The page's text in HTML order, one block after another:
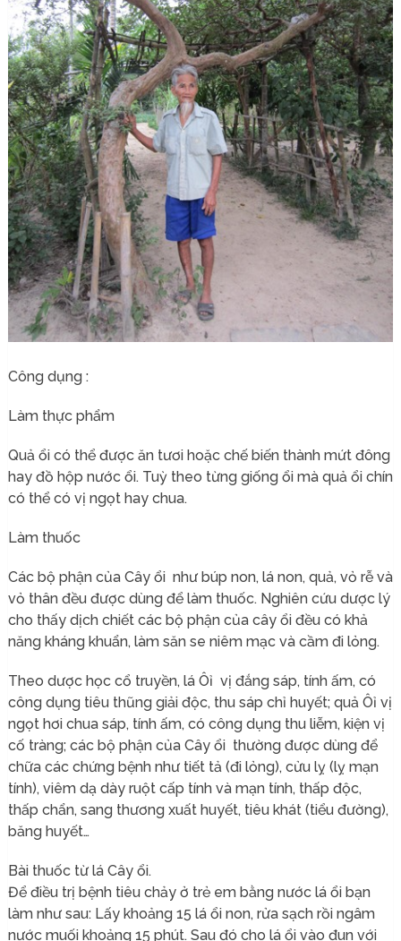
Công dụng :
Làm thực phẩm
Quả ổi có thể được ăn tươi hoặc chế biến thành mứt đông
hay đồ hộp nước ổi. Tuỳ theo từng giống ổi mà quả ổi chín
có thể có vị ngọt hay chua.
Làm thuốc
Các bộ phận của Cây ổi như búp non, lá non, quả, vỏ rễ và
vỏ thân đều được dùng để làm thuốc. Nghiên cứu dược lý
cho thấy dịch chiết các bộ phận của cây ổi đều có khả
năng kháng khuẩn, làm săn se niêm mạc và cầm đi lỏng.
Theo dược học cổ truyền, lá Ôỉ vị đắng sáp, tính ấm, có
công dụng tiêu thũng giải độc, thu sáp chỉ huyết; quả Ôỉ vị
ngọt hơi chua sáp, tính ấm, có công dụng thu liễm, kiện vị
cố tràng; các bộ phận của Cây ổi thường được dùng để
chữa các chứng bệnh như tiết tả (đi lỏng), cửu lỵ (lỵ mạn
tính), viêm dạ dày ruột cấp tính và mạn tính, thấp độc,
thấp chẩn, sang thương xuất huyết, tiêu khát (tiểu đường),
băng huyết…
Bài thuốc từ lá Cây ổi.
Để điều trị bệnh tiêu chảy ở trẻ em bằng nước lá ổi bạn
làm như sau: Lấy khoảng 15 lá ổi non, rửa sạch rồi ngâm
nước muối khoảng 15 phút. Sau đó cho lá ổi vào đun với